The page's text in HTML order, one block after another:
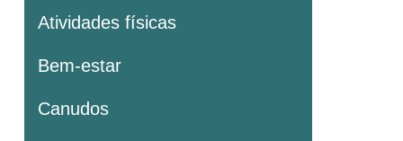
Atividades físicas
Bem-estar
Canudos